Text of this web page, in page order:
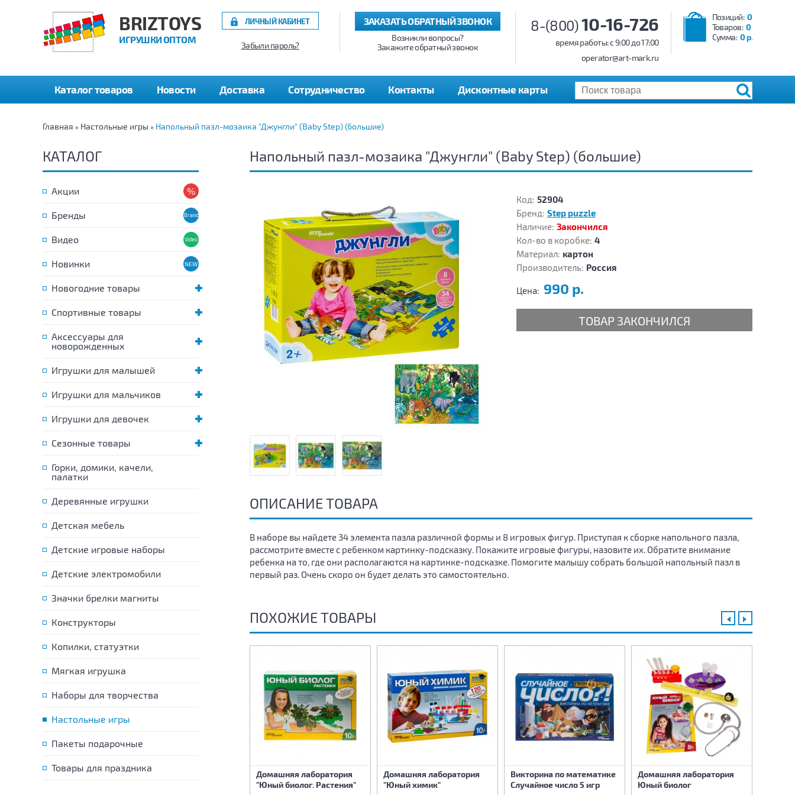
BRIZTOYS
ИГРУШКИ ОПТОМ
Позиций: 0
Товаров: 0
Сумма: 0 р.
8-(800)10-16-726
время работы: c 9:00 до 17:00
operator@art-mark.ru
ЗАКАЗАТЬ ОБРАТНЫЙ ЗВОНОК
Возникли вопросы?
Закажите обратный звонок
ЛИЧНЫЙ КАБИНЕТ
Забыли пароль?
Каталог товаров Новости Доставка Сотрудничество Контакты Дисконтные карты
Главная » Настольные игры » Напольный пазл-мозаика "Джунгли" (Baby Step) (большие)
КАТАЛОГ
Акции
Бренды
Видео
Новинки
Новогодние товары
Спортивные товары
Аксессуары для
новорожденных
Игрушки для малышей
Игрушки для мальчиков
Игрушки для девочек
Сезонные товары
Горки, домики, качели,
палатки
Деревянные игрушки
Детская мебель
Детские игровые наборы
Детские электромобили
Значки брелки магниты
Конструкторы
Копилки, статуэтки
Мягкая игрушка
Наборы для творчества
Настольные игры
Пакеты подарочные
Товары для праздника
Напольный пазл-мозаика "Джунгли" (Baby Step) (большие)
Код: 52904
Бренд: Step puzzle
Наличие: Закончился
Кол-во в коробке: 4
Материал: картон
Производитель: Россия
Цена: 990 р.
ТОВАР ЗАКОНЧИЛСЯ
ОПИСАНИЕ ТОВАРА
В наборе вы найдете 34 элемента пазла различной формы и 8 игровых фигур. Приступая к сборке напольного пазла,
рассмотрите вместе с ребенком картинку-подсказку. Покажите игровые фигуры, назовите их. Обратите внимание
ребенка на то, где они располагаются на картинке-подсказке. Помогите малышу собрать большой напольный пазл в
первый раз. Очень скоро он будет делать это самостоятельно.
ПОХОЖИЕ ТОВАРЫ
Домашняя лаборатория
Пазл Бавария Замок
Домашняя лаборатория
"Юный биолог. Растения"
Домашняя лаборатория
"Юный химик"
Викторина по математике
Случайное число 5 игр
Домашняя лаборатория
Юный биолог